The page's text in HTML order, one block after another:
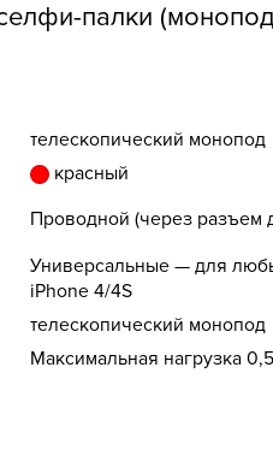
палки
телескопический монопод
красный
Проводной (через разъем
Универсальные — для
iPhone 4/4S
телескопический монопод
Максимальная нагрузка